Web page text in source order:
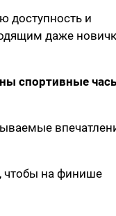
доступность и
даже
спортивные
чтобы на финише